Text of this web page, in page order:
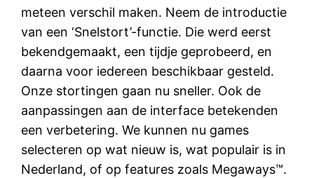
meteen verschil maken. Neem de introductie
van een ‘Snelstort’-functie. Die werd eerst
bekendgemaakt, een tijdje geprobeerd, en
daarna voor iedereen beschikbaar gesteld.
Onze stortingen gaan nu sneller. Ook de
aanpassingen aan de interface betekenden
een verbetering. We kunnen nu games
selecteren op wat nieuw is, wat populair is in
Nederland, of op features zoals Megaways™.